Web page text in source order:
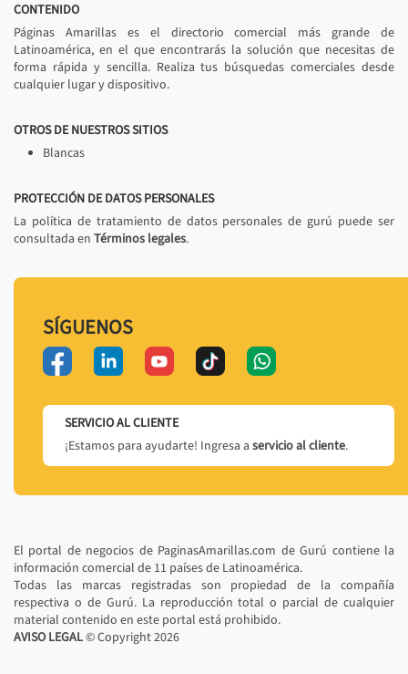
CONTENIDO
Páginas Amarillas es el directorio comercial más grande de
Latinoamérica, en el que encontrarás la solución que necesitas de
forma rápida y sencilla. Realiza tus búsquedas comerciales desde
cualquier lugar y dispositivo.
OTROS DE NUESTROS SITIOS
Blancas
PROTECCIÓN DE DATOS PERSONALES
La política de tratamiento de datos personales de gurú puede ser
consultada en Términos legales.
SÍGUENOS
SERVICIO AL CLIENTE
¡Estamos para ayudarte! Ingresa a servicio al cliente.
El portal de negocios de PaginasAmarillas.com de Gurú contiene la
información comercial de 11 países de Latinoamérica.
Todas las marcas registradas son propiedad de la compañía
respectiva o de Gurú. La reproducción total o parcial de cualquier
material contenido en este portal está prohibido.
AVISO LEGAL© Copyright2026